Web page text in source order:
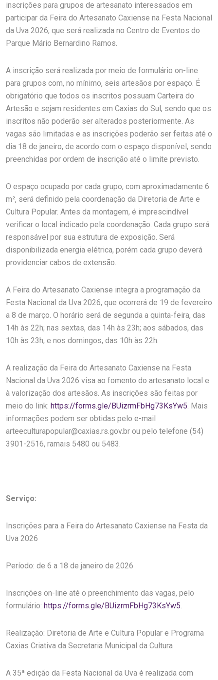
inscrições para grupos de artesanato interessados em
participar da Feira do Artesanato Caxiense na Festa Nacional
da Uva 2026, que será realizada no Centro de Eventos do
Parque Mário Bernardino Ramos.
A inscrição será realizada por meio de formulário on-line
para grupos com, no mínimo, seis artesãos por espaço. É
obrigatório que todos os inscritos possuam Carteira do
Artesão e sejam residentes em Caxias do Sul, sendo que os
inscritos não poderão ser alterados posteriormente. As
vagas são limitadas e as inscrições poderão ser feitas até o
dia 18 de janeiro, de acordo com o espaço disponível, sendo
preenchidas por ordem de inscrição até o limite previsto.
O espaço ocupado por cada grupo, com aproximadamente 6
m², será definido pela coordenação da Diretoria de Arte e
Cultura Popular. Antes da montagem, é imprescindível
verificar o local indicado pela coordenação. Cada grupo será
responsável por sua estrutura de exposição. Será
disponibilizada energia elétrica, porém cada grupo deverá
providenciar cabos de extensão.
A Feira do Artesanato Caxiense integra a programação da
Festa Nacional da Uva 2026, que ocorrerá de 19 de fevereiro
a 8 de março. O horário será de segunda a quinta-feira, das
14h às 22h; nas sextas, das 14h às 23h; aos sábados, das
10h às 23h; e nos domingos, das 10h às 22h.
A realização da Feira do Artesanato Caxiense na Festa
Nacional da Uva 2026 visa ao fomento do artesanato local e
à valorização dos artesãos. As inscrições são feitas por
meio do link: https://forms.gle/BUizrmFbHg73KsYw5. Mais
informações podem ser obtidas pelo e-mail
arteeculturapopular@caxias.rs.gov.br ou pelo telefone (54)
3901-2516, ramais 5480 ou 5483.
Serviço:
Inscrições para a Feira do Artesanato Caxiense na Festa da
Uva 2026
Período: de 6 a 18 de janeiro de 2026
Inscrições on-line até o preenchimento das vagas, pelo
formulário: https://forms.gle/BUizrmFbHg73KsYw5.
Realização: Diretoria de Arte e Cultura Popular e Programa
Caxias Criativa da Secretaria Municipal da Cultura
A 35ª edição da Festa Nacional da Uva é realizada com